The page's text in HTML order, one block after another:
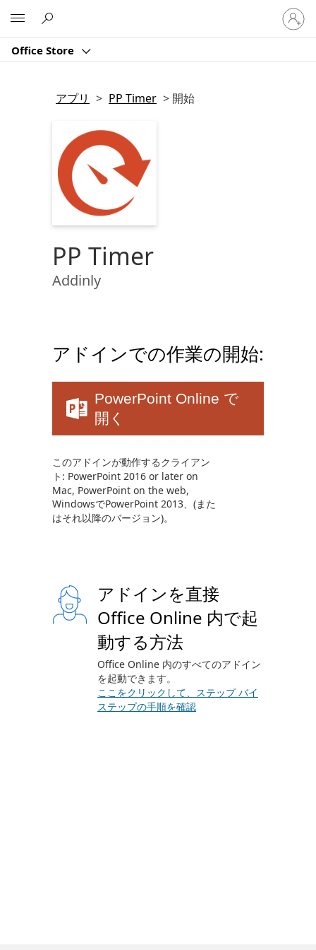
Office Store
ア
カ
ウ
アプリ > PP Timer > 開始
PP Timer
Addinly
アドインでの作業の開始:
PowerPoint Online で
開く
このアドインが動作するクライアン
ト: PowerPoint 2016 or later on
Mac, PowerPoint on the web,
WindowsでPowerPoint 2013、(また
はそれ以降のバージョン)。
アドインを直接
Office Online 内で起
動する方法
Office Online 内のすべてのアドイン
を起動できます。
ここをクリックして、ステップ バイ
ステップの手順を確認